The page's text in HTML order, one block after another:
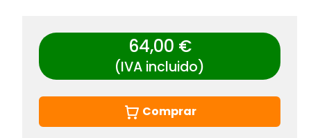
64,00 €
(IVA incluido)
Comprar